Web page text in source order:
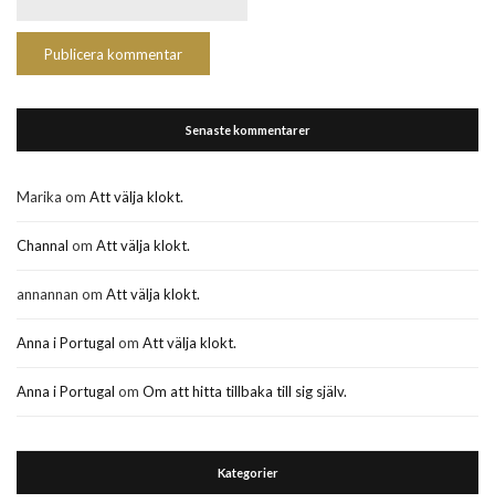
Senaste kommentarer
Marika om Att välja klokt.
Channal om Att välja klokt.
annannan om Att välja klokt.
Anna i Portugal om Att välja klokt.
Anna i Portugal om Om att hitta tillbaka till sig själv.
Kategorier